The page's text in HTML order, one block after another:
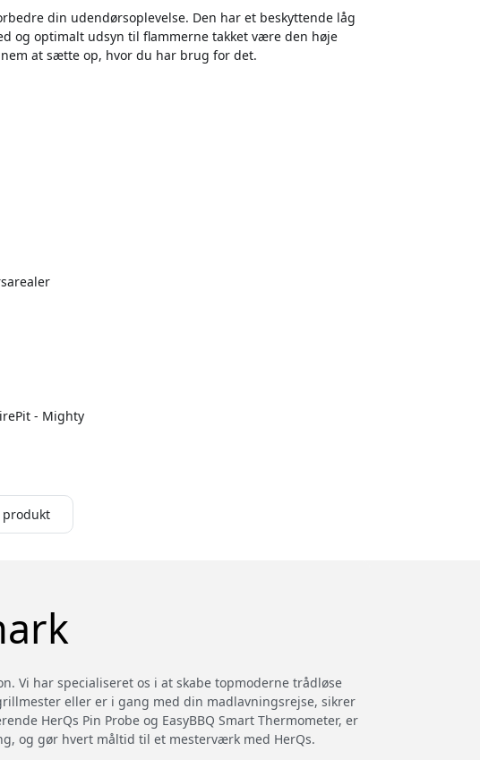
din udendørsoplevelse. Den har et beskyttende låg
og optimalt udsyn til flammerne takket være den høje
at sætte op, hvor du har brug for det.
- Mighty
produkt
Vi har specialiseret os i at skabe topmoderne trådløse
eller er i gang med din madlavningsrejse, sikrer
HerQs Pin Probe og EasyBBQ Smart Thermometer, er
og gør hvert måltid til et mesterværk med HerQs.